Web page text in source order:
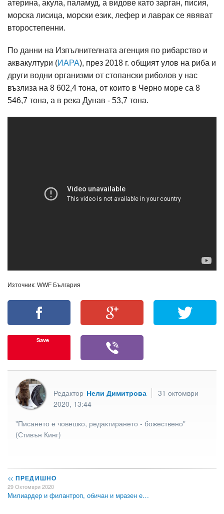
атерина, акула, паламуд, а видове като зарган, писия,
морска лисица, морски език, лефер и лаврак се явяват
второстепенни.
По данни на Изпълнителната агенция по рибарство и
аквакултури (ИАРА), през 2018 г. общият улов на риба и
други водни организми от стопански риболов у нас
възлиза на 8 602,4 тона, от които в Черно море са 8
546,7 тона, а в река Дунав - 53,7 тона.
Източник: WWF България
Save
Редактор Нели Димитрова
31 октомври
2020, 13:44
"Писането е човешко, редактирането - божествено"
(Стивън Кинг)
<< ПРЕДИШНО
29 Октомври 2020
Милиардер и филантроп, обичан и мразен е…